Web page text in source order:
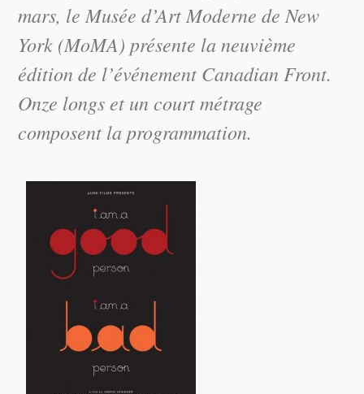
mars, le Musée d’Art Moderne de New
York (MoMA) présente la neuvième
édition de l’événement Canadian Front.
Onze longs et un court métrage
composent la programmation.